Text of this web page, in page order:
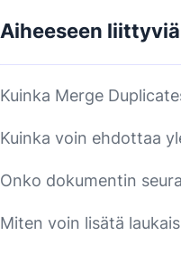
Aiheeseen
Kuinka Merge
Kuinka voin ehdottaa
Onko dokumentin
Miten voin lisätä